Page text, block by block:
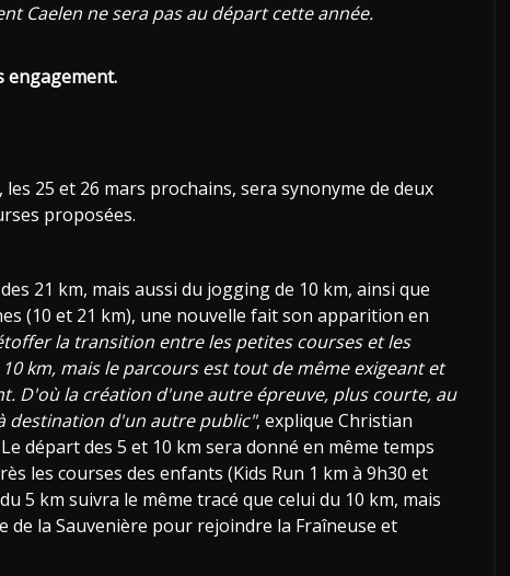
Caelen ne sera pas au départ cette année.
engagement.
25 et 26 mars prochains, sera synonyme de deux
proposées.
21 km, mais aussi du jogging de 10 km, ainsi que
(10 et 21 km), une nouvelle fait son apparition en
la transition entre les petites courses et les
km, mais le parcours est tout de même exigeant et
D'où la création d'une autre épreuve, plus courte, au
destination d'un autre public", explique Christian
départ des 5 et 10 km sera donné en même temps
les courses des enfants (Kids Run 1 km à 9h30 et
5 km suivra le même tracé que celui du 10 km, mais
de la Sauvenière pour rejoindre la Fraîneuse et